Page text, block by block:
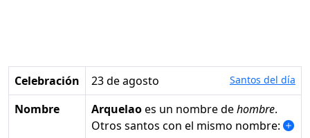
Celebración 23 de agosto Santos del día
Nombre Arquelaoes un nombre dehombre.
Otros santos con el mismo nombre: